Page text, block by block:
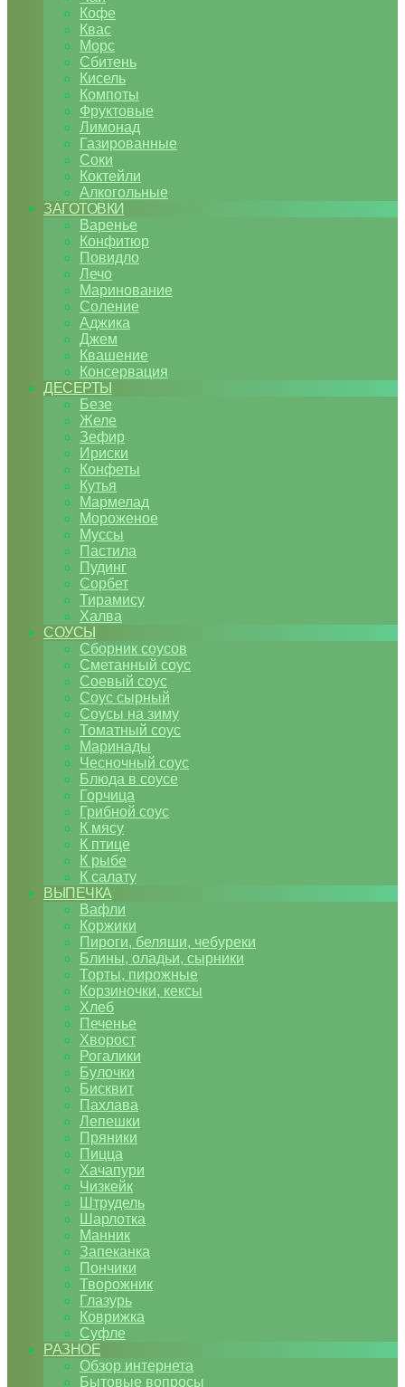
Кофе
Квас
Морс
Сбитень
Кисель
Компоты
Фруктовые
Лимонад
Газированные
Соки
Коктейли
Алкогольные
ЗАГОТОВКИ
Варенье
Конфитюр
Повидло
Лечо
Маринование
Соление
Аджика
Джем
Квашение
Консервация
ДЕСЕРТЫ
Безе
Желе
Зефир
Ириски
Конфеты
Кутья
Мармелад
Мороженое
Муссы
Пастила
Пудинг
Сорбет
Тирамису
Халва
СОУСЫ
Сборник соусов
Сметанный соус
Соевый соус
Соус сырный
Соусы на зиму
Томатный соус
Маринады
Чесночный соус
Блюда в соусе
Горчица
Грибной соус
К мясу
К птице
К рыбе
К салату
ВЫПЕЧКА
Вафли
Коржики
Пироги, беляши, чебуреки
Блины, оладьи, сырники
Торты, пирожные
Корзиночки, кексы
Хлеб
Печенье
Хворост
Рогалики
Булочки
Бисквит
Пахлава
Лепешки
Пряники
Пицца
Хачапури
Чизкейк
Штрудель
Шарлотка
Манник
Запеканка
Пончики
Творожник
Глазурь
Коврижка
Суфле
РАЗНОЕ
Обзор интернета
Бытовые вопросы